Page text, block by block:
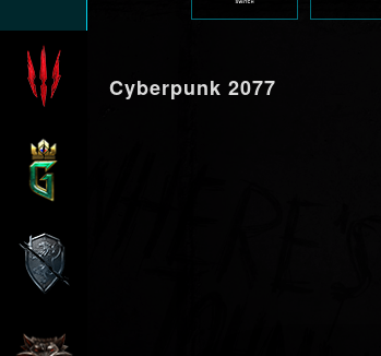
Cyberpunk 2077